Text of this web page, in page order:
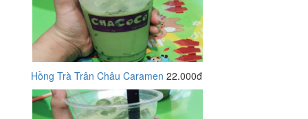
Hồng Trà Trân Châu Caramen 22.000đ